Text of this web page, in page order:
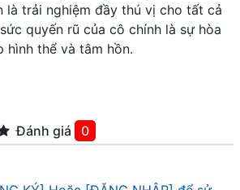
là trải nghiệm đầy thú vị cho tất cả
quyến rũ của cô chính là sự hòa
hình thể và tâm hồn.
Đánh giá 0